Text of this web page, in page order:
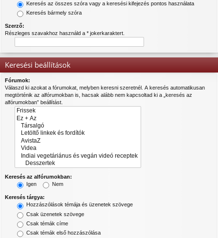
Keresés az összes szóra vagy a keresési kifejezés pontos használata
Keresés bármely szóra
Szerző:
Részleges szavakhoz használd a * jokerkaraktert.
Keresési beállítások
Fórumok:
Válaszd ki azokat a fórumokat, melyben keresni szeretnél. A keresés automatikusan
megtörténik az alfórumokban is, hacsak alább nem kapcsoltad ki a „keresés az
alfórumokban” beállítást.
Keresés az alfórumokban:
Igen
Nem
Keresés tárgya:
Hozzászólások témája és üzenetek szövege
Csak üzenetek szövege
Csak témák címe
Csak témák első hozzászólása